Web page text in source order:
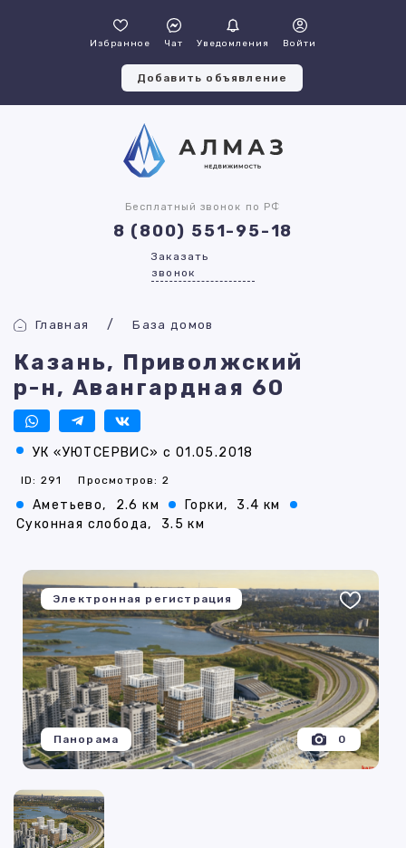
Избранное Чат Уведомления Войти
Добавить объявление
Бесплатный звонок по РФ
8 (800) 551-95-18
Заказать
звонок
Главная База домов
Казань, Приволжский
р-н, Авангардная 60
УК «УЮТСЕРВИС» с 01.05.2018
ID: 291 Просмотров: 2
Аметьево, 2.6 км Горки,
3.4 км
Суконная слобода,
3.5 км
Электронная регистрация
0
Панорама